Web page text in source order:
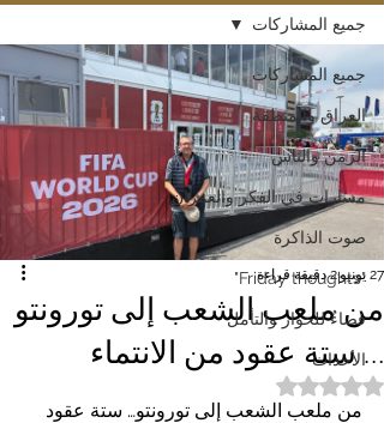
جميع المشاركات
العراق والمنطقة
الزمن والناس
مسارات في الفكر والعمران
صوت الذاكرة
"Friday thoughts"
فضاءٌ للحوار والتأمل
الأحداث
جميع المشاركات
من ملعب الشعب إلى تورونتو
… ستة عقود من الانتماء
27 يونيو 2 دقيقة قراءة
تم التقييم بـ ليس رقمًا من أصل 5 نجوم.
من ملعب الشعب إلى تورونتو… ستة عقود